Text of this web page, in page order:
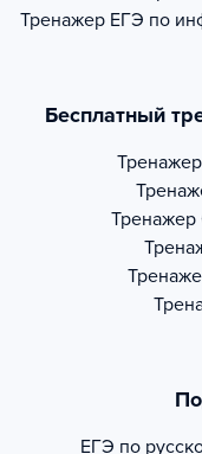
Тренажер ЕГЭ по
Бесплатный
Тренажер
Тренажер
ЕГЭ по